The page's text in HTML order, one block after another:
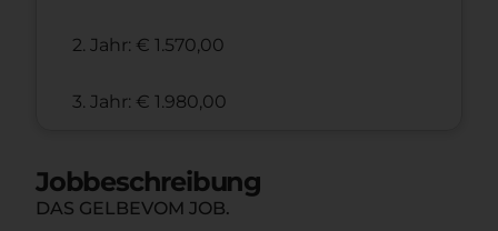
2. Jahr: € 1.570,00
3. Jahr: € 1.980,00
Jobbeschreibung
DAS GELBEVOM JOB.